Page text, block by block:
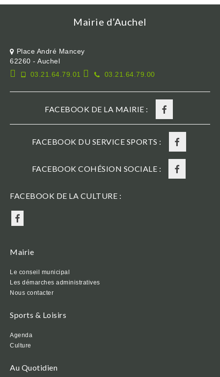
Mairie d’Auchel
Place André Mancey
62260 - Auchel
03.21.64.79.01
03.21.64.79.00
FACEBOOK DE LA MAIRIE :
FACEBOOK DU SERVICE SPORTS :
FACEBOOK COHÉSION SOCIALE :
FACEBOOK DE LA CULTURE :
Mairie
Le conseil municipal
Les démarches administratives
Nous contacter
Sports & Loisirs
Agenda
Culture
Au Quotidien